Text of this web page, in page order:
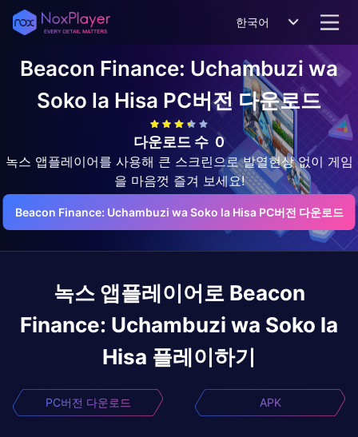
한국어
Beacon Finance: Uchambuzi wa
Soko la Hisa PC버전 다운로드
다운로드 수 0
녹스 앱플레이어를 사용해 큰 스크린으로 발열현상 없이 게임
을 마음껏 즐겨 보세요!
Beacon Finance: Uchambuzi wa Soko la Hisa PC버전 다운로드
녹스 앱플레이어로 Beacon
Finance: Uchambuzi wa Soko la
Hisa 플레이하기
PC버전 다운로드 APK